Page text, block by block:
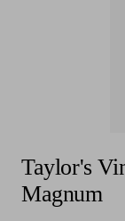
Taylor's
Magnum